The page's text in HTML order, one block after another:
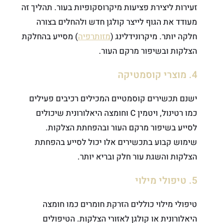
זעירות ליצירת פציעות מיקרוסקופיות בעור. תהליך זה
מעודד את הגוף לייצר קולגן חדש ולהחלים בצורה
חלקה יותר. מיקרונידלינג (מזותרפיה) מסייע בהחלקת
הצלקות ובשיפור מרקם העור.
4. מוצרי קוסמטיקה
ישנם תכשירים קוסמטיים המכילים רכיבים פעילים
כמו רטינול, ויטמין C וחומצה היאלורונית שיכולים
לסייע בשיפור מרקם העור ובהפחתת הצלקות.
שימוש קבוע בתכשירים אלו יכול לסייע בהפחתת
הצלקות והשגת עור חלק ובריא יותר.
5. טיפולי מילוי
טיפולי מילוי כוללים הזרקת חומרים כמו חומצה
היאלורונית או קולגן לאזורי הצלקות. הטיפולים